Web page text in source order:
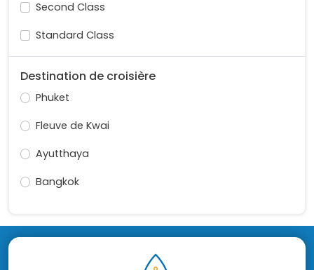
Second Class
Standard Class
Destination de croisière
Phuket
Fleuve de Kwai
Ayutthaya
Bangkok